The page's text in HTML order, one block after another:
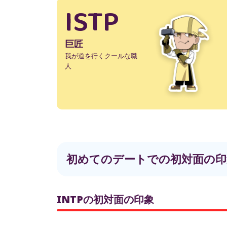
ISTP
巨匠
我が道を行くクールな職
人
初めてのデートでの初対面の
INTPの初対面の印象